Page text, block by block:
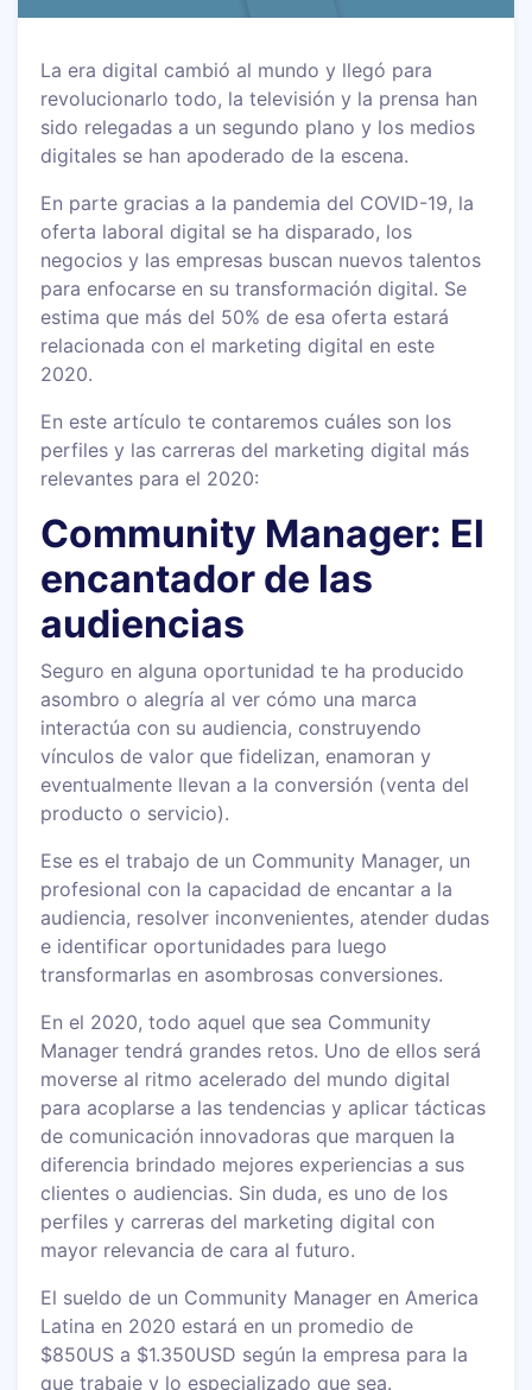
La era digital cambió al mundo y llegó para
revolucionarlo todo, la televisión y la prensa han
sido relegadas a un segundo plano y los medios
digitales se han apoderado de la escena.
En parte gracias a la pandemia del COVID-19, la
oferta laboral digital se ha disparado, los
negocios y las empresas buscan nuevos talentos
para enfocarse en su transformación digital. Se
estima que más del 50% de esa oferta estará
relacionada con el marketing digital en este
2020.
En este artículo te contaremos cuáles son los
perfiles y las carreras del marketing digital más
relevantes para el 2020:
Community Manager: El
encantador de las
audiencias
Seguro en alguna oportunidad te ha producido
asombro o alegría al ver cómo una marca
interactúa con su audiencia, construyendo
vínculos de valor que fidelizan, enamoran y
eventualmente llevan a la conversión (venta del
producto o servicio).
Ese es el trabajo de un Community Manager, un
profesional con la capacidad de encantar a la
audiencia, resolver inconvenientes, atender dudas
e identificar oportunidades para luego
transformarlas en asombrosas conversiones.
En el 2020, todo aquel que sea Community
Manager tendrá grandes retos. Uno de ellos será
moverse al ritmo acelerado del mundo digital
para acoplarse a las tendencias y aplicar tácticas
de comunicación innovadoras que marquen la
diferencia brindado mejores experiencias a sus
clientes o audiencias. Sin duda, es uno de los
perfiles y carreras del marketing digital con
mayor relevancia de cara al futuro.
El sueldo de un Community Manager en America
Latina en 2020 estará en un promedio de
$850US a $1.350USD según la empresa para la
que trabaje y lo especializado que sea.